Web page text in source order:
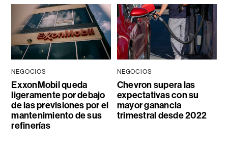
NEGOCIOS
ExxonMobil queda
ligeramente por debajo
de las previsiones por el
mantenimiento de sus
refinerías
NEGOCIOS
Chevron supera las
expectativas con su
mayor ganancia
trimestral desde 2022